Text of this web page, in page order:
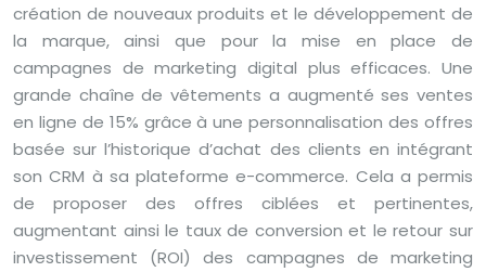
création de nouveaux produits et le développement de
la marque, ainsi que pour la mise en place de
campagnes de marketing digital plus efficaces. Une
grande chaîne de vêtements a augmenté ses ventes
en ligne de 15% grâce à une personnalisation des offres
basée sur l’historique d’achat des clients en intégrant
son CRM à sa plateforme e-commerce. Cela a permis
de proposer des offres ciblées et pertinentes,
augmentant ainsi le taux de conversion et le retour sur
investissement (ROI) des campagnes de marketing